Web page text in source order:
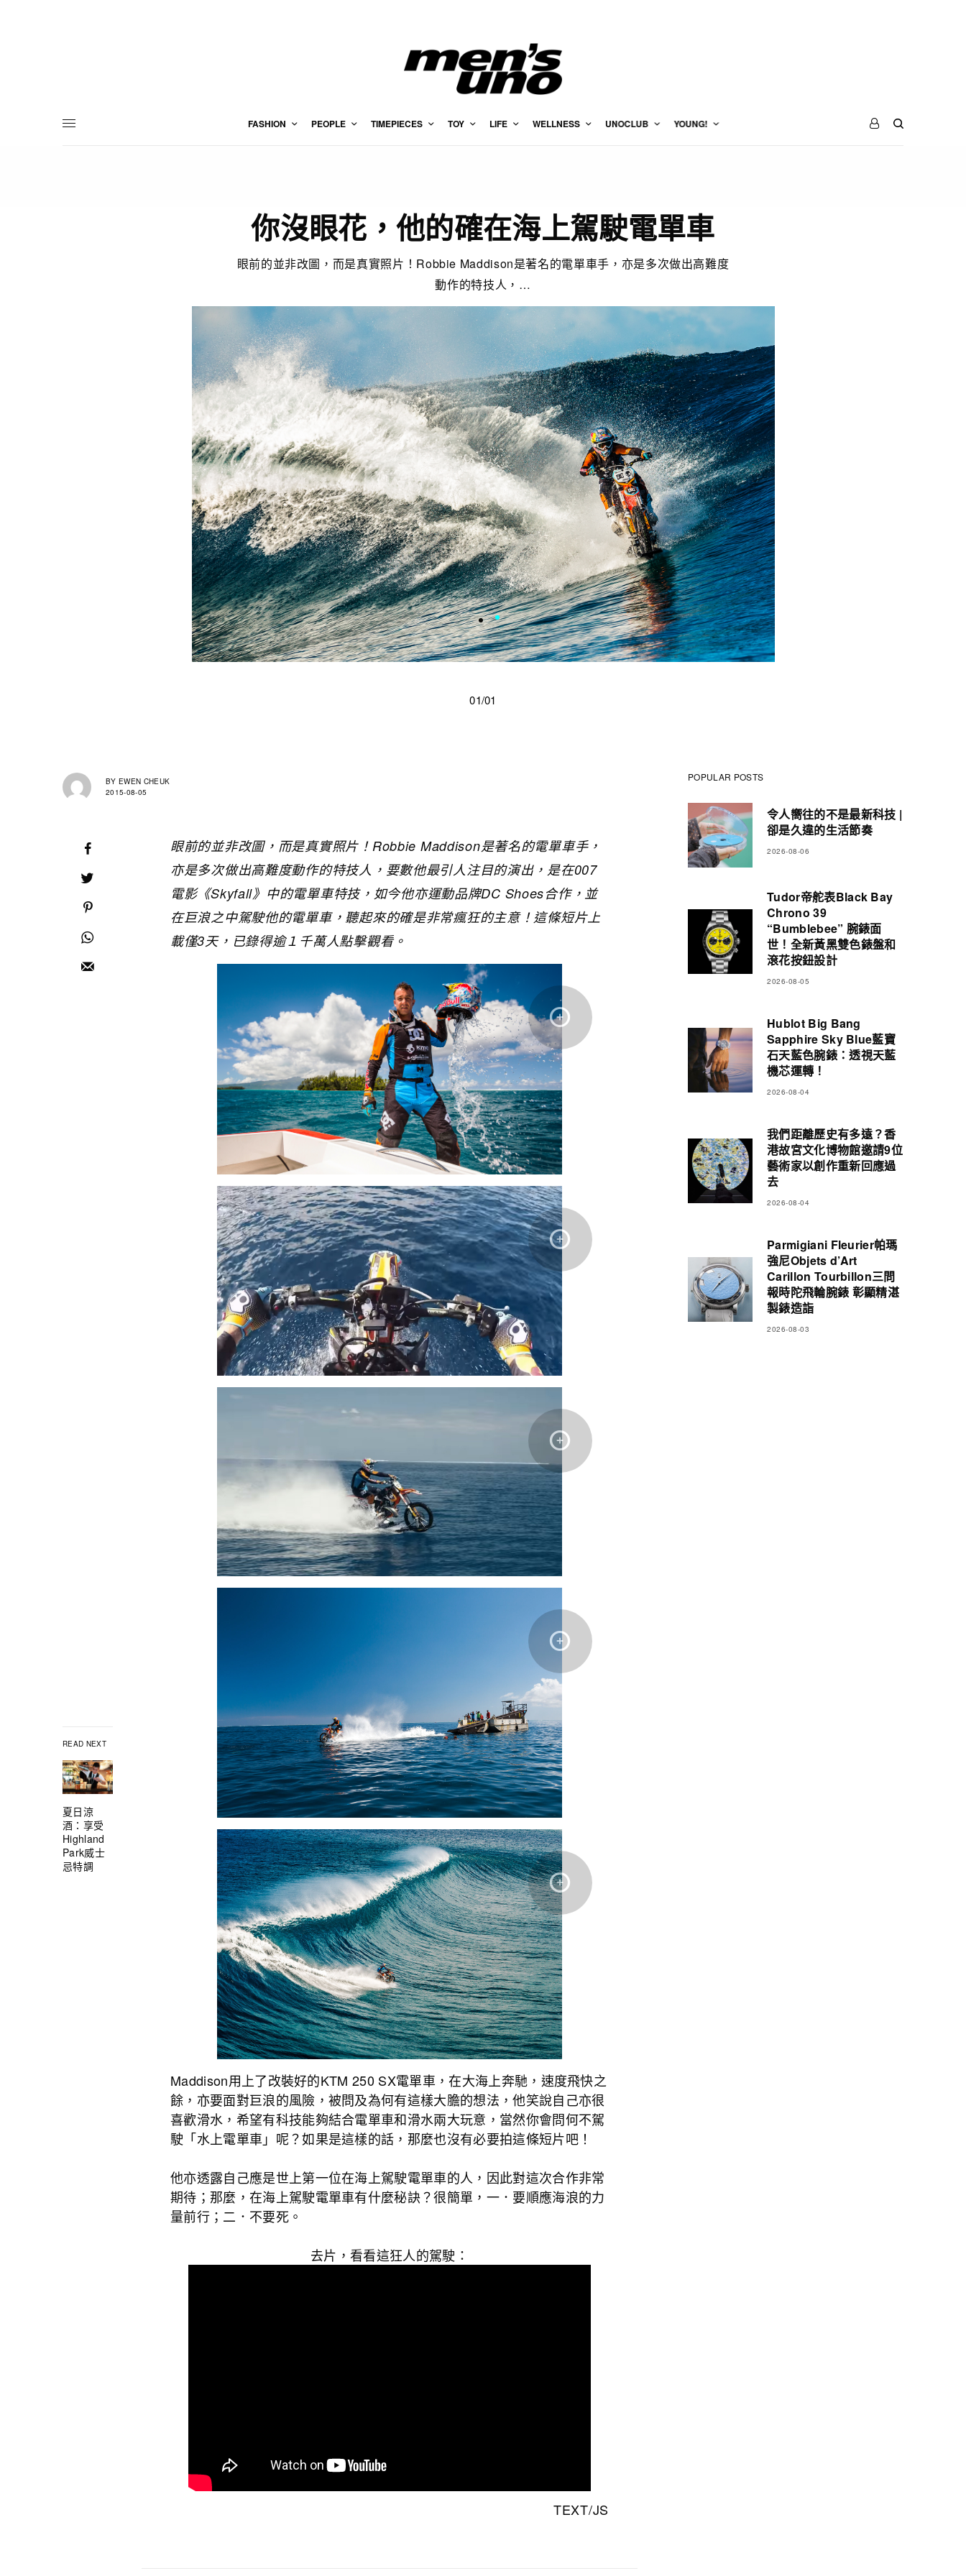
FASHION PEOPLE TIMEPIECES TOY LIFE WELLNESS UNOCLUB YOUNG!
你沒眼花，他的確在海上駕駛電單車
眼前的並非改圖，而是真實照片！Robbie Maddison是著名的電單車手，亦是多次做出高難度
動作的特技人，…
01/01
BY EWEN CHEUK
2015-08-05
READ NEXT
夏日涼
酒：享受
Highland
Park威士
忌特調
眼前的並非改圖，而是真實照片！Robbie Maddison是著名的電單車手，
亦是多次做出高難度動作的特技人，要數他最引人注目的演出，是在007
電影《Skyfall》中的電單車特技，如今他亦運動品牌DC Shoes合作，並
在巨浪之中駕駛他的電單車，聽起來的確是非常瘋狂的主意！這條短片上
載僅3天，已錄得逾１千萬人點擊觀看。
Maddison用上了改裝好的KTM 250 SX電單車，在大海上奔馳，速度飛快之
餘，亦要面對巨浪的風險，被問及為何有這樣大膽的想法，他笑說自己亦很
喜歡滑水，希望有科技能夠結合電單車和滑水兩大玩意，當然你會問何不駕
駛「水上電單車」呢？如果是這樣的話，那麼也沒有必要拍這條短片吧！
他亦透露自己應是世上第一位在海上駕駛電單車的人，因此對這次合作非常
期待；那麼，在海上駕駛電單車有什麼秘訣？很簡單，一．要順應海浪的力
量前行；二．不要死。
去片，看看這狂人的駕駛：
TEXT/JS
POPULAR POSTS
令人嚮往的不是最新科技 |
卻是久違的生活節奏
2026-08-06
Tudor帝舵表Black Bay
Chrono 39
“Bumblebee” 腕錶面
世！全新黃黑雙色錶盤和
滾花按鈕設計
2026-08-05
Hublot Big Bang
Sapphire Sky Blue藍寶
石天藍色腕錶：透視天藍
機芯運轉！
2026-08-04
我們距離歷史有多遠？香
港故宮文化博物館邀請9位
藝術家以創作重新回應過
去
2026-08-04
Parmigiani Fleurier帕瑪
強尼Objets d’Art
Carillon Tourbillon三問
報時陀飛輪腕錶 彰顯精湛
製錶造詣
2026-08-03